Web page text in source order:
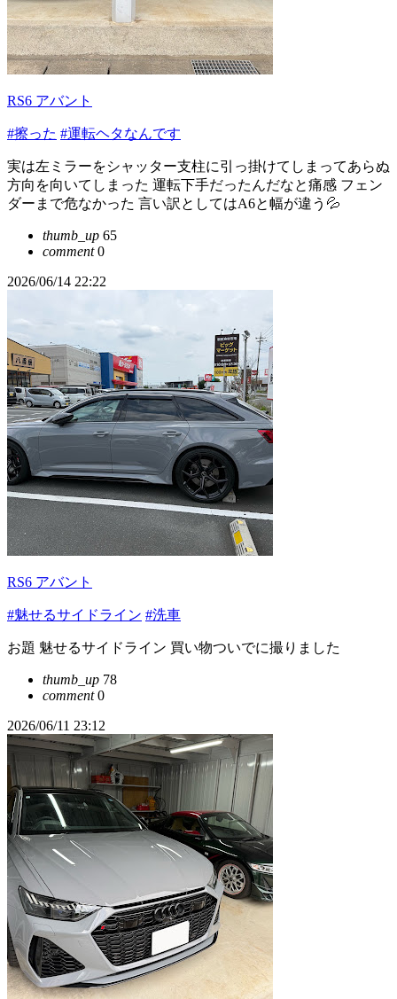
RS6 アバント
#擦った #運転ヘタなんです
実は左ミラーをシャッター支柱に引っ掛けてしまってあらぬ
方向を向いてしまった 運転下手だったんだなと痛感 フェン
ダーまで危なかった 言い訳としてはA6と幅が違う💦
thumb_up 65
comment0
2026/06/14 22:22
RS6 アバント
#魅せるサイドライン #洗車
お題 魅せるサイドライン 買い物ついでに撮りました
thumb_up 78
comment0
2026/06/11 23:12